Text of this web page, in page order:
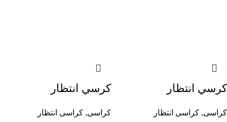
كرسي انتظار
كراسى, كراسى انتظار
كرسي انتظار
كراسى, كراسى انتظار